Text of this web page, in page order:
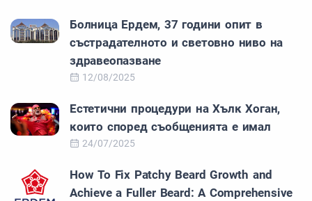
Болница Ердем, 37 години опит в
състрадателното и световно ниво на
здравеопазване
12/08/2025
Естетични процедури на Хълк Хоган,
които според съобщенията е имал
24/07/2025
How To Fix Patchy Beard Growth and
Achieve a Fuller Beard: A Comprehensive